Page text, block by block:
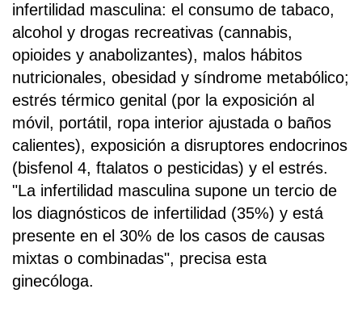
infertilidad masculina: el consumo de tabaco,
alcohol y drogas recreativas (cannabis,
opioides y anabolizantes), malos hábitos
nutricionales, obesidad y síndrome metabólico;
estrés térmico genital (por la exposición al
móvil, portátil, ropa interior ajustada o baños
calientes), exposición a disruptores endocrinos
(bisfenol 4, ftalatos o pesticidas) y el estrés.
"La infertilidad masculina supone un tercio de
los diagnósticos de infertilidad (35%) y está
presente en el 30% de los casos de causas
mixtas o combinadas", precisa esta
ginecóloga.